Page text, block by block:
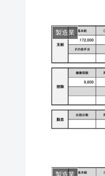
製造業
製造業